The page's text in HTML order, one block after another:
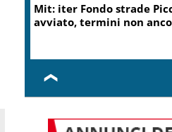
Mit: iter Fondo strade
avviato, termini non
❮